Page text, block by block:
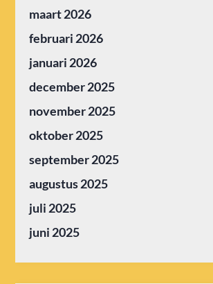
maart 2026
februari 2026
januari 2026
december 2025
november 2025
oktober 2025
september 2025
augustus 2025
juli 2025
juni 2025